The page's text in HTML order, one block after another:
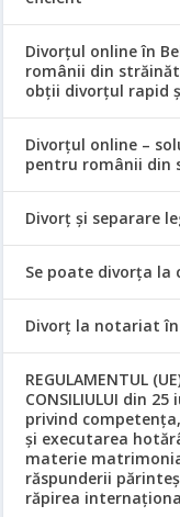
Divorțul online în
românii din
obții divorțul rapid
Divorțul online –
pentru românii din
Divorț și separare
Se poate divorța la
Divorț la notariat în
REGULAMENTUL
CONSILIULUI din 25
privind
și executarea
materie
răspunderii
răpirea